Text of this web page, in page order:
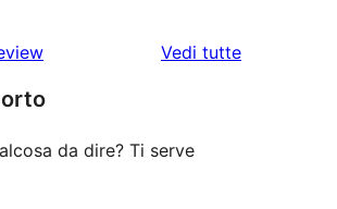
Vedi tutte
da dire? Ti serve